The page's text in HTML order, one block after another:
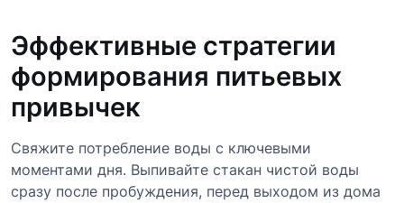
Эффективные стратегии
формирования питьевых
привычек
Свяжите потребление воды с ключевыми
моментами дня. Выпивайте стакан чистой воды
сразу после пробуждения, перед выходом из дома